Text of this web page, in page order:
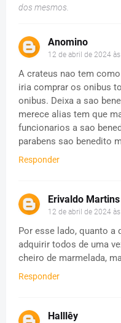
dos mesmos.
Anomino
12 de abril de 2024
A crateus nao tem
iria comprar os onibus
onibus. Deixa a sao
merece alias tem que
funcionarios a sao
parabens sao benedito
Responder
Erivaldo Martins
12 de abril de 2024
Por esse lado, quanto a
adquirir todos de uma
cheiro de marmelada,
Responder
Halllêy